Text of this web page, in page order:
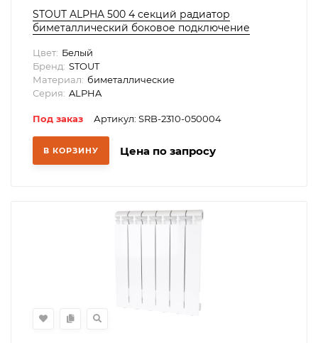
STOUT ALPHA 500 4 секций радиатор
биметаллический боковое подключение
Цвет: Белый
Бренд: STOUT
Материал: биметаллические
Серия: ALPHA
Под заказ Артикул: SRB-2310-050004
В КОРЗИНУ Цена по запросу